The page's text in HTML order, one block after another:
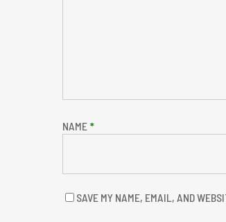
NAME *
SAVE MY NAME, EMAIL, AND